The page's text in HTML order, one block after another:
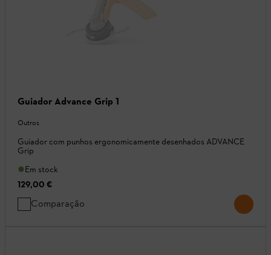
Guiador Advance Grip 1
Outros
Guiador com punhos ergonomicamente desenhados ADVANCE
Grip
Em stock
129,00 €
Comparação